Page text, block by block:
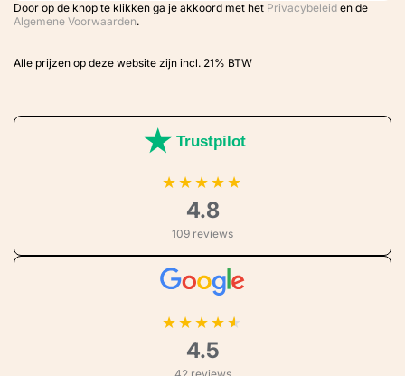
Door op de knop te klikken ga je akkoord met het Privacybeleid en de
Algemene Voorwaarden.
Alle prijzen op deze website zijn incl. 21% BTW
Trustpilot
★★★★★
4.8
109 reviews
★★★★
4.5